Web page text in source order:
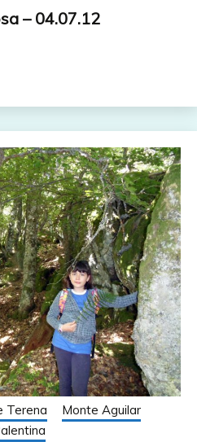
– 04.07.12
Terena
Monte Aguilar